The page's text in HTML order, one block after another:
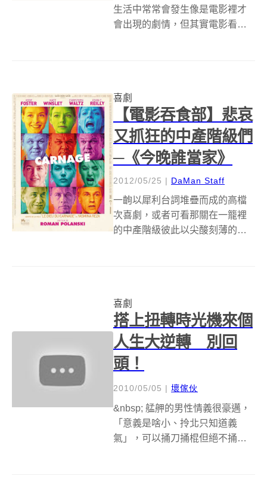
生活中常常會發生像是電影裡才
會出現的劇情，但其實電影看多
是經由輻射的照射變成超級英
雄），但其實大部分的...
喜劇
【電影吞食部】悲哀
又抓狂的中產階級們
─《今晚誰當家》
2012/05/25 | DaMan Staff
一齣以犀利台詞堆疊而成的高檔
次喜劇，或者可看那關在一籠裡
的中產階級彼此以尖酸刻薄的言
文本踩下痛腳也是會發生的；獨
幕劇形式的作品...
喜劇
搭上扭轉時光機來個
人生大逆轉 別回
頭！
2010/05/05 | 壞傢伙
&nbsp; 艋舺的男性情義很豪邁，
「意義是啥小、拎北只知道義
氣」，可以捅刀捅棍但絕不捅屁